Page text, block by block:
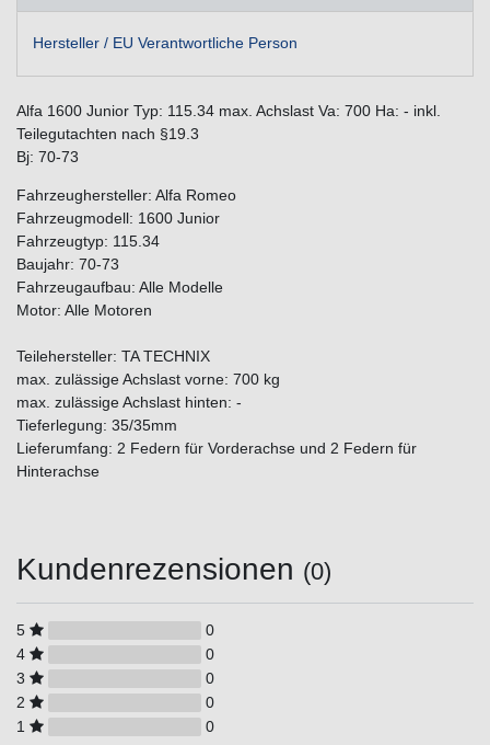
Hersteller / EU Verantwortliche Person
Alfa 1600 Junior Typ: 115.34 max. Achslast Va: 700 Ha: - inkl.
Teilegutachten nach §19.3
Bj: 70-73
Fahrzeughersteller: Alfa Romeo
Fahrzeugmodell: 1600 Junior
Fahrzeugtyp: 115.34
Baujahr: 70-73
Fahrzeugaufbau: Alle Modelle
Motor: Alle Motoren
Teilehersteller: TA TECHNIX
max. zulässige Achslast vorne: 700 kg
max. zulässige Achslast hinten: -
Tieferlegung: 35/35mm
Lieferumfang: 2 Federn für Vorderachse und 2 Federn für
Hinterachse
Kundenrezensionen (0)
5
0
4
0
3
0
2
0
1
0